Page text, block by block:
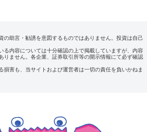
の助言・勧誘を意図するものではありません。投資は自己
る内容については十分確認の上で掲載していますが、内容
りません。各企業、証券取引所等の開示情報にて必ず確認
損害も、当サイトおよび運営者は一切の責任を負いかねま